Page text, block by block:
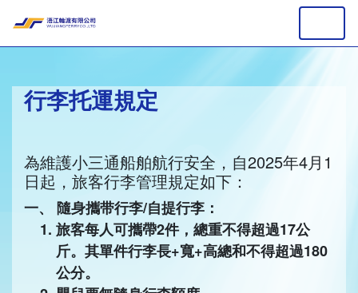
行李托運規定
為維護小三通船舶航行安全，自2025年4月1
日起，旅客行李管理規定如下：
一、 隨身攜带行李/自提行李：
旅客每人可攜帶2件，總重不得超過17公
斤。其單件行李長+寬+高總和不得超過180
公分。